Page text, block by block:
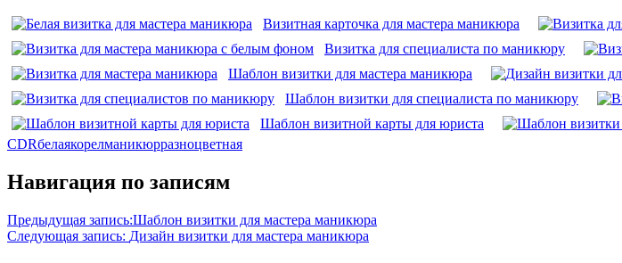
Визитная карточка для мастера маникюра
Визитка для специалиста по маникюру
Шаблон визитки для мастера маникюра
Шаблон визитки для специалиста по маникюру
Шаблон визитной карты для юриста
CDRбелаякорелманикюрразноцветная
Навигация по записям
Предыдущая запись:Шаблон визитки для мастера маникюра
Следующая запись: Дизайн визитки для мастера маникюра